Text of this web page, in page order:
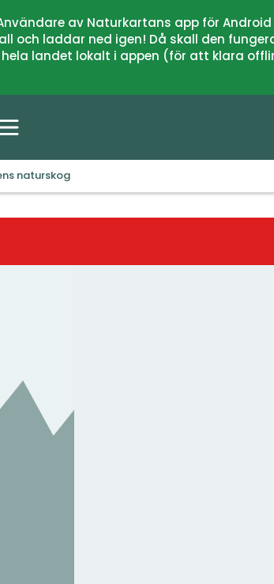
av Naturkartans app för
och laddar ned igen! Då skall den
landet lokalt i appen (för att klara
naturskog